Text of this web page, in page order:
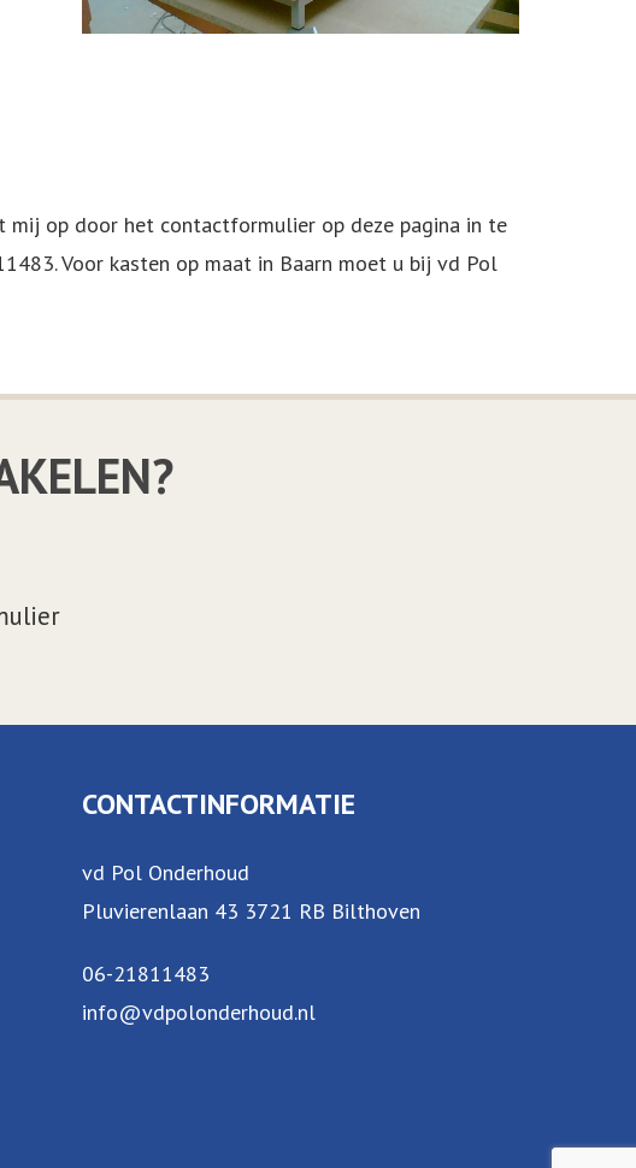
op door het contactformulier op deze pagina in te
. Voor kasten op maat in Baarn moet u bij vd Pol
CONTACTINFORMATIE
vd Pol Onderhoud
Pluvierenlaan 43 3721 RB Bilthoven
06-21811483
info@vdpolonderhoud.nl